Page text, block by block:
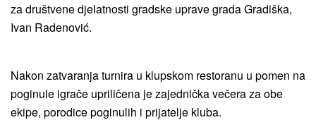
za društvene djelatnosti gradske uprave grada Gradiška,
Ivan Radenović.
Nakon zatvaranja turnira u klupskom restoranu u pomen na
poginule igrače upriličena je zajednička večera za obe
ekipe, porodice poginulih i prijatelje kluba.